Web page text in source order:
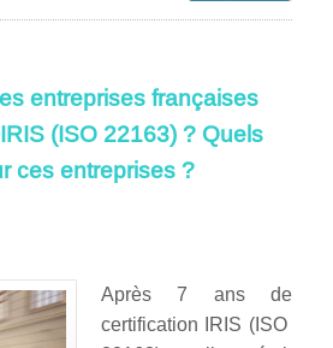
entreprises françaises
(ISO 22163) ? Quels
ces entreprises ?
Après 7 ans de
certification IRIS (ISO